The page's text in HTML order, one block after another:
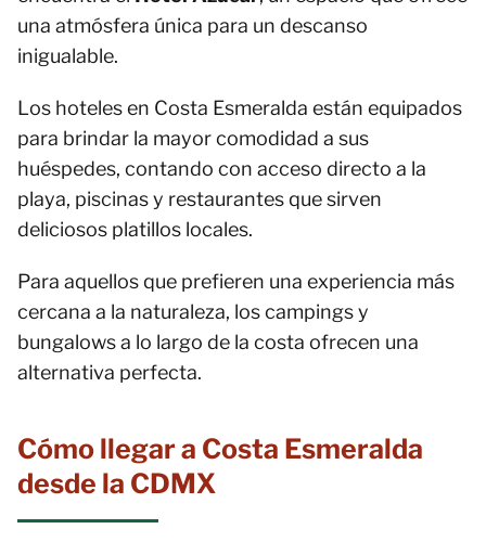
una atmósfera única para un descanso
inigualable.
Los hoteles en Costa Esmeralda están equipados
para brindar la mayor comodidad a sus
huéspedes, contando con acceso directo a la
playa, piscinas y restaurantes que sirven
deliciosos platillos locales.
Para aquellos que prefieren una experiencia más
cercana a la naturaleza, los campings y
bungalows a lo largo de la costa ofrecen una
alternativa perfecta.
Cómo llegar a Costa Esmeralda
desde la CDMX